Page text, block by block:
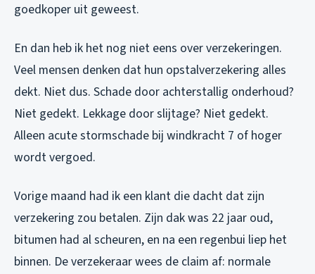
goedkoper uit geweest.
En dan heb ik het nog niet eens over verzekeringen.
Veel mensen denken dat hun opstalverzekering alles
dekt. Niet dus. Schade door achterstallig onderhoud?
Niet gedekt. Lekkage door slijtage? Niet gedekt.
Alleen acute stormschade bij windkracht 7 of hoger
wordt vergoed.
Vorige maand had ik een klant die dacht dat zijn
verzekering zou betalen. Zijn dak was 22 jaar oud,
bitumen had al scheuren, en na een regenbui liep het
binnen. De verzekeraar wees de claim af: normale